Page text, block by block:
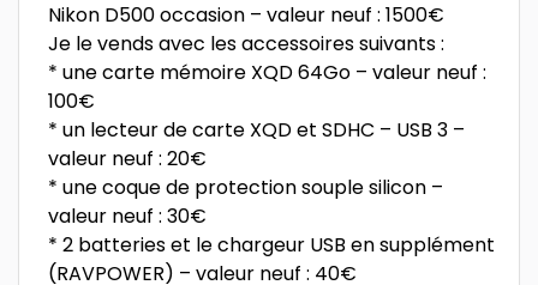
Nikon D500 occasion – valeur neuf : 1500€
Je le vends avec les accessoires suivants :
* une carte mémoire XQD 64Go – valeur neuf :
100€
* un lecteur de carte XQD et SDHC – USB 3 –
valeur neuf : 20€
* une coque de protection souple silicon –
valeur neuf : 30€
* 2 batteries et le chargeur USB en supplément
(RAVPOWER) – valeur neuf : 40€